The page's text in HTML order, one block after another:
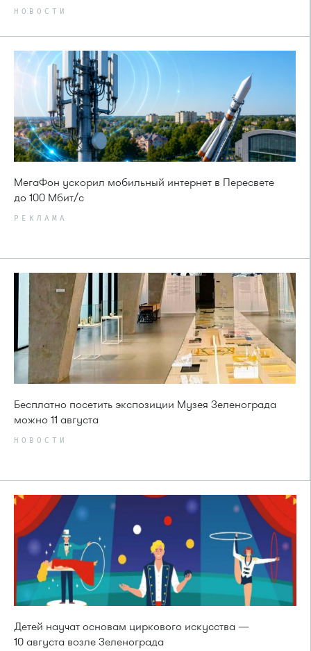
НОВОСТИ
МегаФон ускорил мобильный интернет в Пересвете
до 100 Мбит/с
РЕКЛАМА
Бесплатно посетить экспозиции Музея Зеленограда
можно 11 августа
НОВОСТИ
Детей научат основам циркового искусства —
10 августа возле Зеленограда